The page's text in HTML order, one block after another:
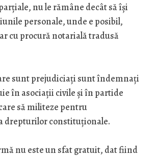
nu le rămâne decât să își
personale, unde e posibil,
cu procură notarială tradusă
sunt prejudiciați sunt îndemnați
în asociații civile și în partide
să militeze pentru
drepturilor constituționale.
nu este un sfat gratuit, dat fiind